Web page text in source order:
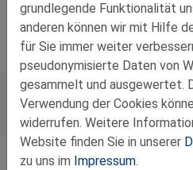
Vorstand
grundlegende Funktionalität
anderen können wir mit Hilfe
für Sie immer weiter
pseudonymisierte Daten von
gesammelt und ausgewertet.
Verwendung der Cookies
widerrufen. Weitere
Website finden Sie in unserer
zu uns im Impressum.